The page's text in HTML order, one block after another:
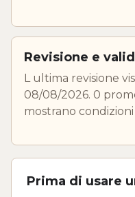
Revisione e
L ultima revisione
08/08/2026. 0
mostrano
Prima di usare